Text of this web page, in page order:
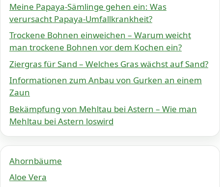
Meine Papaya-Sämlinge gehen ein: Was
verursacht Papaya-Umfallkrankheit?
Trockene Bohnen einweichen – Warum weicht
man trockene Bohnen vor dem Kochen ein?
Ziergras für Sand – Welches Gras wächst auf Sand?
Informationen zum Anbau von Gurken an einem
Zaun
Bekämpfung von Mehltau bei Astern – Wie man
Mehltau bei Astern loswird
Ahornbäume
Aloe Vera